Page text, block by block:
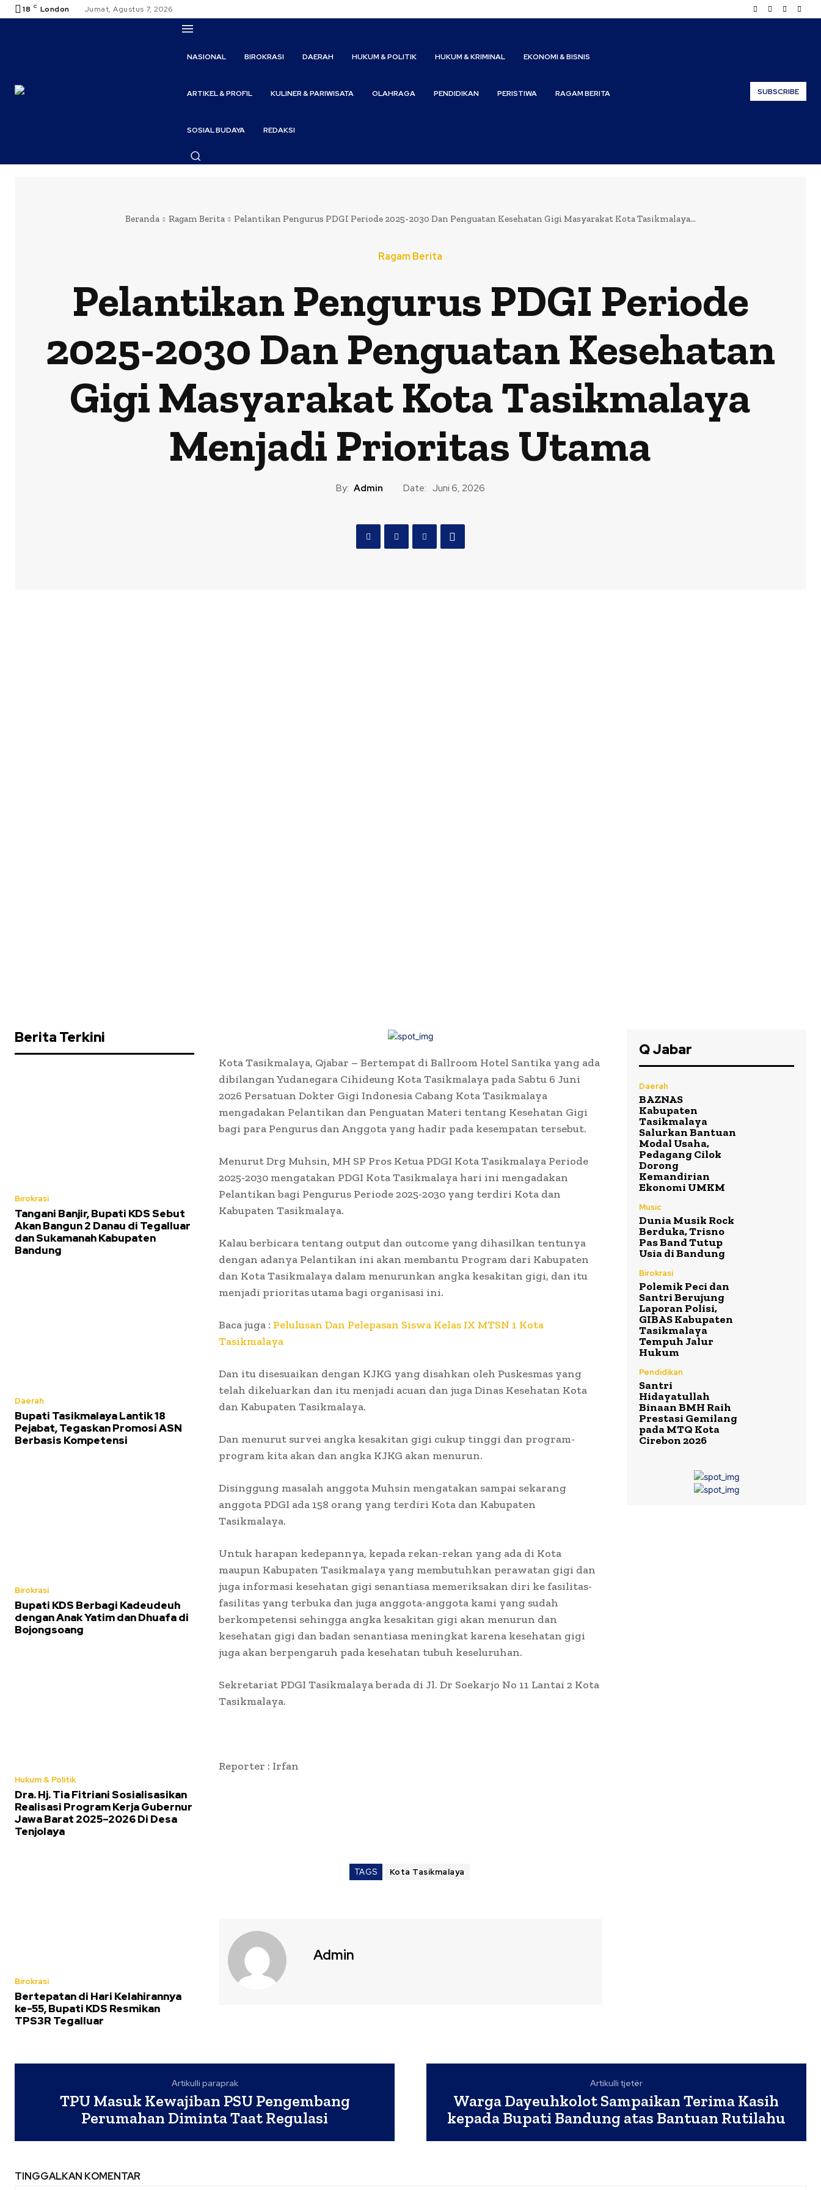
18 C London Jumat, Agustus 7, 2026
NASIONAL BIROKRASI DAERAH HUKUM & POLITIK HUKUM & KRIMINAL EKONOMI & BISNIS
ARTIKEL & PROFIL KULINER & PARIWISATA OLAHRAGA PENDIDIKAN PERISTIWA RAGAM BERITA
SOSIAL BUDAYA REDAKSI
SUBSCRIBE
Beranda Ragam Berita Pelantikan Pengurus PDGI Periode 2025-2030 Dan Penguatan Kesehatan Gigi Masyarakat Kota Tasikmalaya...
Ragam Berita
Pelantikan Pengurus PDGI Periode
2025-2030 Dan Penguatan Kesehatan
Gigi Masyarakat Kota Tasikmalaya
Menjadi Prioritas Utama
By: Admin Date: Juni 6, 2026
Berita Terkini
Birokrasi
Tangani Banjir, Bupati KDS Sebut
Akan Bangun 2 Danau di Tegalluar
dan Sukamanah Kabupaten
Bandung
Daerah
Bupati Tasikmalaya Lantik 18
Pejabat, Tegaskan Promosi ASN
Berbasis Kompetensi
Birokrasi
Bupati KDS Berbagi Kadeudeuh
dengan Anak Yatim dan Dhuafa di
Bojongsoang
Hukum & Politik
Dra. Hj. Tia Fitriani Sosialisasikan
Realisasi Program Kerja Gubernur
Jawa Barat 2025–2026 Di Desa
Tenjolaya
Birokrasi
Bertepatan di Hari Kelahirannya
ke-55, Bupati KDS Resmikan
TPS3R Tegalluar
Kota Tasikmalaya, Qjabar – Bertempat di Ballroom Hotel Santika yang ada
dibilangan Yudanegara Cihideung Kota Tasikmalaya pada Sabtu 6 Juni
2026 Persatuan Dokter Gigi Indonesia Cabang Kota Tasikmalaya
mengadakan Pelantikan dan Penguatan Materi tentang Kesehatan Gigi
bagi para Pengurus dan Anggota yang hadir pada kesempatan tersebut.
Menurut Drg Muhsin, MH SP Pros Ketua PDGI Kota Tasikmalaya Periode
2025-2030 mengatakan PDGI Kota Tasikmalaya hari ini mengadakan
Pelantikan bagi Pengurus Periode 2025-2030 yang terdiri Kota dan
Kabupaten Tasikmalaya.
Kalau berbicara tentang output dan outcome yang dihasilkan tentunya
dengan adanya Pelantikan ini akan membantu Program dari Kabupaten
dan Kota Tasikmalaya dalam menurunkan angka kesakitan gigi, dan itu
menjadi prioritas utama bagi organisasi ini.
Baca juga : Pelulusan Dan Pelepasan Siswa Kelas IX MTSN 1 Kota
Tasikmalaya
Dan itu disesuaikan dengan KJKG yang disahkan oleh Puskesmas yang
telah dikeluarkan dan itu menjadi acuan dan juga Dinas Kesehatan Kota
dan Kabupaten Tasikmalaya.
Dan menurut survei angka kesakitan gigi cukup tinggi dan program-
program kita akan dan angka KJKG akan menurun.
Disinggung masalah anggota Muhsin mengatakan sampai sekarang
anggota PDGI ada 158 orang yang terdiri Kota dan Kabupaten
Tasikmalaya.
Untuk harapan kedepannya, kepada rekan-rekan yang ada di Kota
maupun Kabupaten Tasikmalaya yang membutuhkan perawatan gigi dan
juga informasi kesehatan gigi senantiasa memeriksakan diri ke fasilitas-
fasilitas yang terbuka dan juga anggota-anggota kami yang sudah
berkompetensi sehingga angka kesakitan gigi akan menurun dan
kesehatan gigi dan badan senantiasa meningkat karena kesehatan gigi
juga akan berpengaruh pada kesehatan tubuh keseluruhan.
Sekretariat PDGI Tasikmalaya berada di Jl. Dr Soekarjo No 11 Lantai 2 Kota
Tasikmalaya.
Reporter : Irfan
TAGS Kota Tasikmalaya
Admin
Q Jabar
Daerah
BAZNAS
Kabupaten
Tasikmalaya
Salurkan Bantuan
Modal Usaha,
Pedagang Cilok
Dorong
Kemandirian
Ekonomi UMKM
Music
Dunia Musik Rock
Berduka, Trisno
Pas Band Tutup
Usia di Bandung
Birokrasi
Polemik Peci dan
Santri Berujung
Laporan Polisi,
GIBAS Kabupaten
Tasikmalaya
Tempuh Jalur
Hukum
Pendidikan
Santri
Hidayatullah
Binaan BMH Raih
Prestasi Gemilang
pada MTQ Kota
Cirebon 2026
Artikulli paraprak
TPU Masuk Kewajiban PSU Pengembang
Perumahan Diminta Taat Regulasi
Artikulli tjetër
Warga Dayeuhkolot Sampaikan Terima Kasih
kepada Bupati Bandung atas Bantuan Rutilahu
TINGGALKAN KOMENTAR